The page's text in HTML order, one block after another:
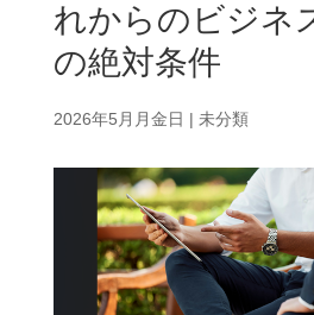
れからのビジネ
の絶対条件
2026年5月月金日 | 未分類